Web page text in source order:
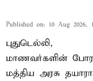
Published on: 10 Aug 2026,
புதுடெல்லி,
மாணவர்களின்
மத்திய அரசு